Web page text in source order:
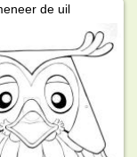
de uil